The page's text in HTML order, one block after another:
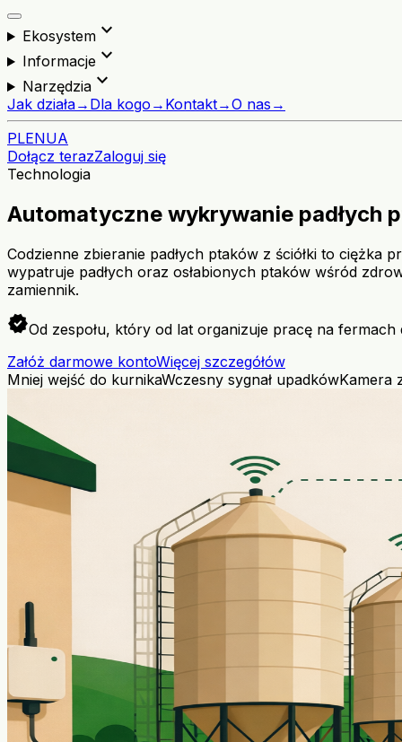
Ekosystemexpand_more
Informacjeexpand_more
Narzędziaexpand_more
Jak działa→ Dla kogo → Kontakt→O nas →
PLENUA
Dołącz terazZaloguj się
Technologia
Automatyczne wykrywanie padłych
Codzienne zbieranie padłych ptaków z ściółki to ciężka
wypatruje padłych oraz osłabionych ptaków wśród
zamiennik.
verifiedOd zespołu, który od lat organizuje pracę na fermach
Załóż darmowe kontoWięcej szczegółów
Mniej wejść do kurnikaWczesny sygnał upadkówKamera